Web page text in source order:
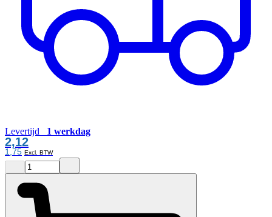
Levertijd 1 werkdag
2,12
1,75